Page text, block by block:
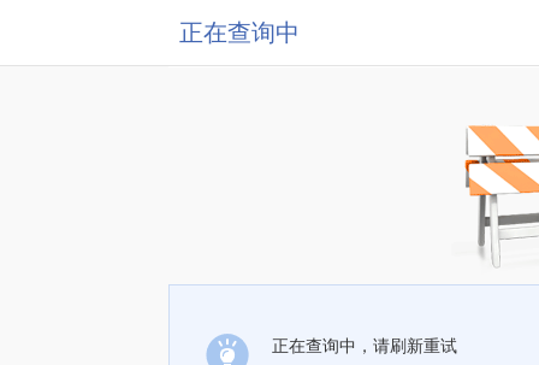
正在查询中
正在查询中，请刷新重试